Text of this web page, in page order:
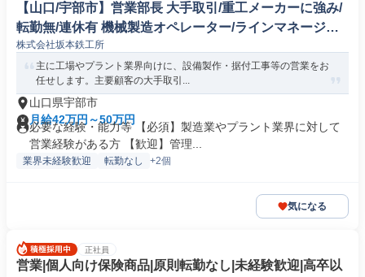
【山口/宇部市】営業部長 大手取引/重工メーカーに強み/
転勤無/連休有 機械製造オペレーター/ラインマネージャ
ー
株式会社坂本鉄工所
主に工場やプラント業界向けに、設備製作・据付工事等の営業をお
任せします。主要顧客の大手取引...
山口県宇部市
月給42万円～50万円
必要な経験・能力等 【必須】製造業やプラント業界に対して
営業経験がある方 【歓迎】管理...
業界未経験歓迎 転勤なし +2個
気になる
正社員
営業|個人向け保険商品|原則転勤なし|未経験歓迎|高卒以